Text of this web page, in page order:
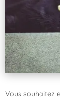
Vous souhaitez